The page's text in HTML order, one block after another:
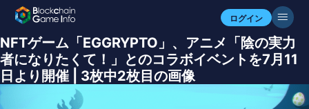
ログイン
NFTゲーム「EGGRYPTO」、アニメ「陰の実力
者になりたくて！」とのコラボイベントを7月11
日より開催 | 3枚中2枚目の画像